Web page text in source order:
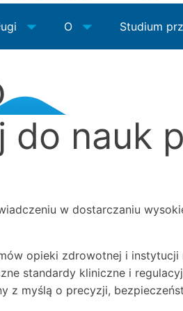
O Studium
do nauk
w dostarczaniu
opieki zdrowotnej i
standardy kliniczne i
z myślą o precyzji,